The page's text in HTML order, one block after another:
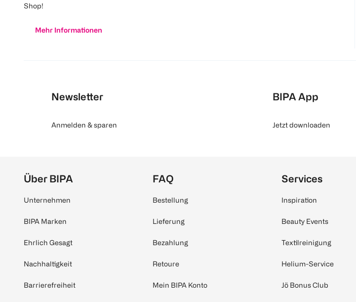
Shop!
Mehr Informationen
Newsletter
Anmelden & sparen
BIPA App
Jetzt downloaden
Über BIPA
Unternehmen
BIPA Marken
Ehrlich Gesagt
Nachhaltigkeit
Barrierefreiheit
FAQ
Bestellung
Lieferung
Bezahlung
Retoure
Mein BIPA Konto
Services
Inspiration
Beauty Events
Textilreinigung
Helium-Service
Jö Bonus Club